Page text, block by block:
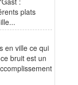
plats
en ville ce qui
bruit est un